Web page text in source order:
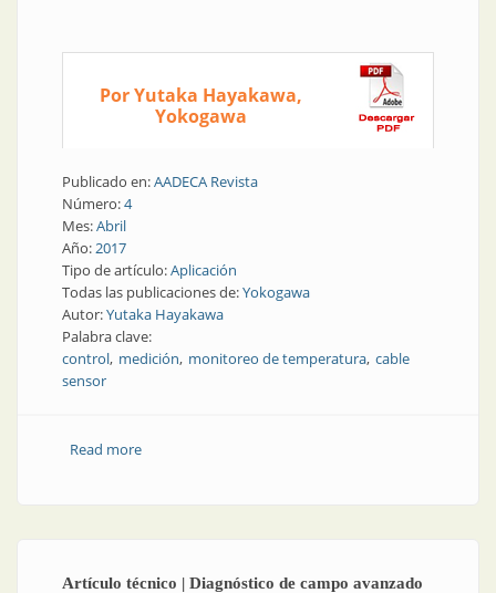
Por Yutaka Hayakawa,
Yokogawa
Publicado en:AADECA Revista
Número:4
Mes:Abril
Año:2017
Tipo de artículo:Aplicación
Todas las publicaciones de:Yokogawa
Autor:Yutaka Hayakawa
Palabra clave:
control medición monitoreo de temperatura cable
sensor
Read moreabout Medición | Monitoreo de temperatura con
Artículo técnico | Diagnóstico de campo avanzado